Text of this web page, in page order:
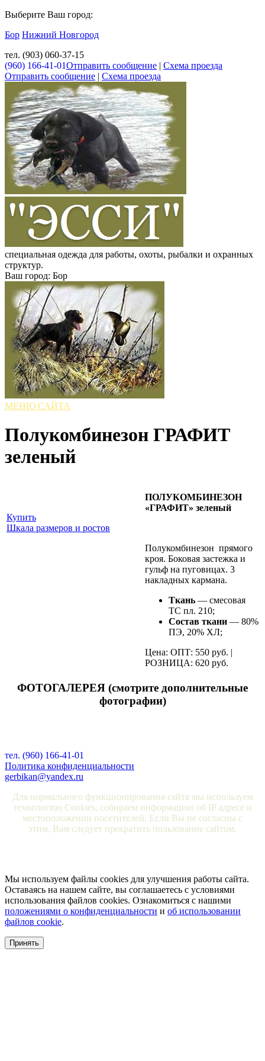
Выберите Ваш город:
Бор Нижний Новгород
тел. (903) 060-37-15
(960) 166-41-01Отправить сообщение | Схема проезда
Отправить сообщение | Схема проезда
специальная одежда для работы, охоты, рыбалки и охранных
структур.
Ваш город: Бор
МЕНЮ САЙТА
Полукомбинезон ГРАФИТ
зеленый
Купить
Шкала размеров и ростов
ПОЛУКОМБИНЕЗОН
«ГРАФИТ» зеленый
Полукомбинезон прямого
кроя. Боковая застежка и
гульф на пуговицах. 3
накладных кармана.
Ткань — смесовая
ТС пл. 210;
Состав ткани — 80%
ПЭ, 20% ХЛ;
Цена: ОПТ: 550 руб. |
РОЗНИЦА: 620 руб.
ФОТОГАЛЕРЕЯ (смотрите дополнительные
фотографии)
тел. (960) 166-41-01
Политика конфиденциальности
gerbikan@yandex.ru
Для нормального функционирования сайта мы используем
технологию Cookies, собираем информацию об IP адресе и
местоположении посетителей. Если Вы не согласны с
этим, Вам следует прекратить пользование сайтом.
Мы используем файлы cookies для улучшения работы сайта.
Оставаясь на нашем сайте, вы соглашаетесь с условиями
использования файлов cookies. Ознакомиться с нашими
положениями о конфиденциальности и об использовании
файлов cookie.
Принять